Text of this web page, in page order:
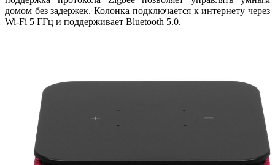
домом без задержек. Колонка подключается к интернету через
Wi-Fi 5 ГГц и поддерживает Bluetooth 5.0.